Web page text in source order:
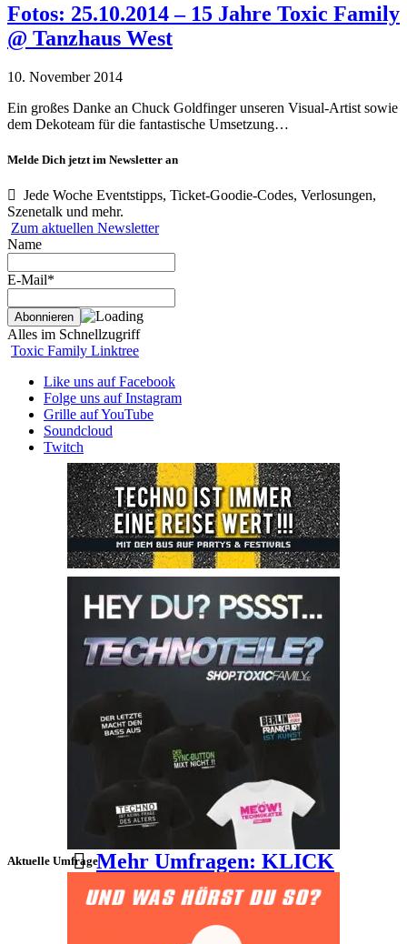
Fotos: 25.10.2014 – 15 Jahre Toxic Family
@ Tanzhaus West
10. November 2014
Ein großes Danke an Chuck Goldfinger unseren Visual-Artist sowie
dem Dekoteam für die fantastische Umsetzung…
Melde Dich jetzt im Newsletter an
Jede Woche Eventstipps, Ticket-Goodie-Codes, Verlosungen,
Szenetalk und mehr.
Zum aktuellen Newsletter
Name
E-Mail*
Alles im Schnellzugriff
Toxic Family Linktree
Like uns auf Facebook
Folge uns auf Instagram
Grille auf YouTube
Soundcloud
Twitch
Aktuelle UmfrageMehr Umfragen: KLICK